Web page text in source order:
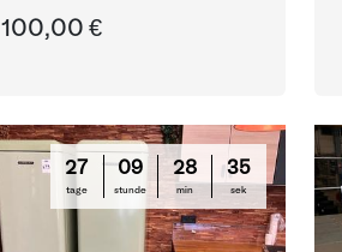
100,00 €
27
tage
09
stunde
28
min
33
sek